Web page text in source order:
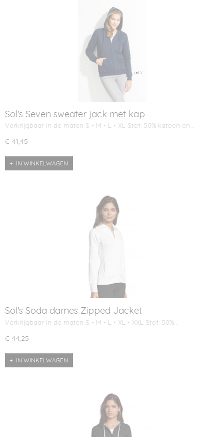
Sol's Seven sweater jack met kap
Verkrijgbaar in de maten S - M - L - XL Stof: 50% katoen en…
€ 41,45
IN WINKELWAGEN
Sol's Soda dames Zipped Jacket
Verkrijgbaar in de maten S - M - L - XL - XXL Stof: 50%…
€ 44,25
IN WINKELWAGEN